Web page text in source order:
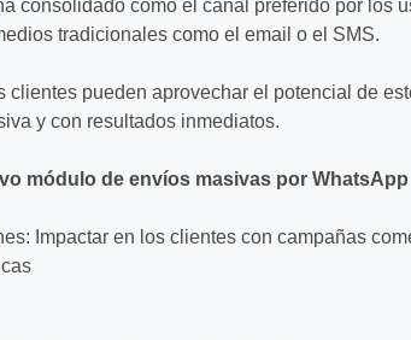
consolidado como el canal preferido por los
tradicionales como el email o el SMS.
clientes pueden aprovechar el potencial de
y con resultados inmediatos.
módulo de envíos masivas por WhatsApp
Impactar en los clientes con campañas